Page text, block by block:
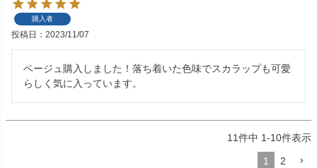
購入者
投稿日 2023/11/07
ベージュ購入しました！落ち着いた色味でスカラップも可愛
らしく気に入っています。
11件中 1-10件表示
1 2